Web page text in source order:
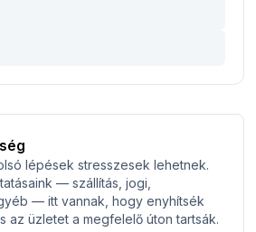
lépések stresszesek lehetnek.
— szállítás, jogi,
— itt vannak, hogy enyhítsék
az üzletet a megfelelő úton tartsák.